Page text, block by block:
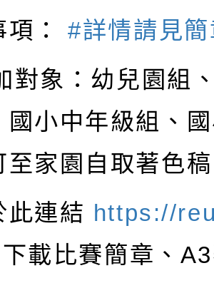
項：#詳情請見
對象：幼兒園組
國小中年級組、
至家園自取著色
此連結 https://
下載比賽簡章、